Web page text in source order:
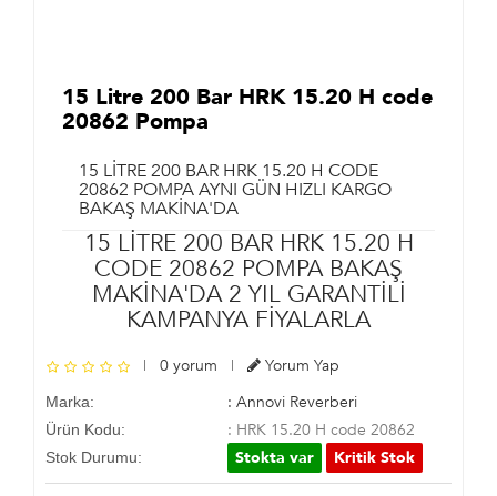
15 Litre 200 Bar HRK 15.20 H code
20862 Pompa
15 LITRE 200 BAR HRK 15.20 H CODE
20862 POMPA AYNI GÜN HIZLI KARGO
BAKAŞ MAKINA'DA
15 LITRE 200 BAR HRK 15.20 H
CODE 20862 POMPA BAKAŞ
MAKINA'DA 2 YIL GARANTILI
KAMPANYA FIYALARLA
| 0 yorum | Yorum Yap
Marka: : Annovi Reverberi
Ürün Kodu: : HRK 15.20 H code 20862
Stok Durumu: Stokta var Kritik Stok